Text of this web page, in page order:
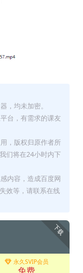
，均未加密。
台，有需求的课友
，版权归原作者所
们将在24小时内下
内容，造成百度网
效等，请联系在线
下载
永久SVIP会员
免费